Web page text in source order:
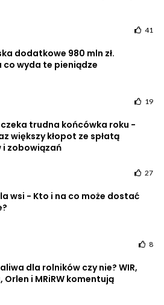
41
dodatkowe 980 mln zł.
co wyda te pieniądze
19
trudna końcówka roku -
większy kłopot ze spłatą
i zobowiązań
27
wsi - Kto i na co może dostać
8
dla rolników czy nie? WIR,
Orlen i MRiRW komentują